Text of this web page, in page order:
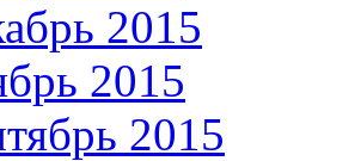
2015
2015
2015